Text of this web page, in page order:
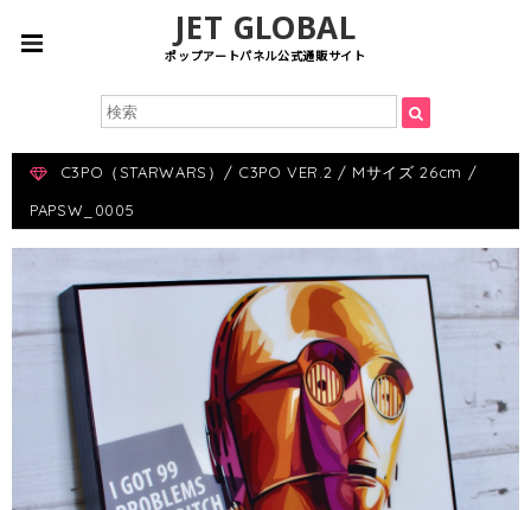
JET GLOBAL
ポップアートパネル公式通販サイト
C3PO（STARWARS）/ C3PO VER.2 / Mサイズ 26cm /
PAPSW_0005